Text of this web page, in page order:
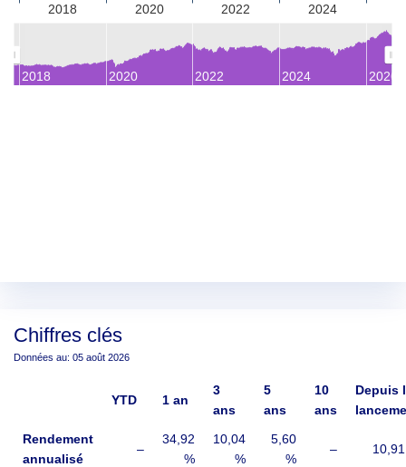
2018 2020 2022 2024
2018 2020 2022 2024 2026
Chiffres clés
Données au: 05 août 2026
YTD 1 an
3
ans
5
ans
10
ans
Depuis
Rendement
annualisé
–
34,92
%
10,04
%
5,60
%
–